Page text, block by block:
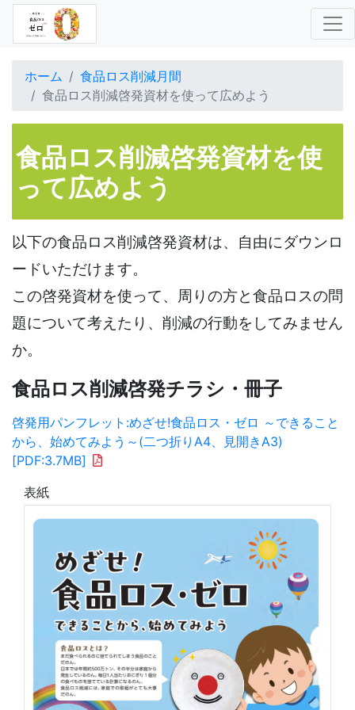
ホーム
食品ロス削減月間
食品ロス削減啓発資材を使って広めよう
食品ロス削減啓発資材を使
って広めよう
以下の食品ロス削減啓発資材は、自由にダウンロ
ードいただけます。
この啓発資材を使って、周りの方と食品ロスの問
題について考えたり、削減の行動をしてみません
か。
食品ロス削減啓発チラシ・冊子
啓発用パンフレット:めざせ!食品ロス・ゼロ ～できること
から、始めてみよう～(二つ折りA4、見開きA3)
[PDF:3.7MB]
表紙